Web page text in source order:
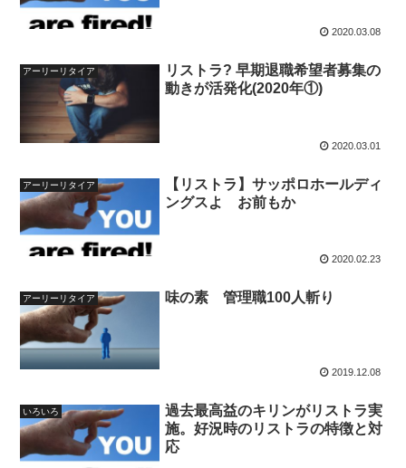
2020.03.08
アーリーリタイア
リストラ? 早期退職希望者募集の
動きが活発化(2020年①)
2020.03.01
アーリーリタイア
【リストラ】サッポロホールディ
ングスよ お前もか
2020.02.23
アーリーリタイア 味の素 管理職100人斬り
2019.12.08
いろいろ
過去最高益のキリンがリストラ実
施。好況時のリストラの特徴と対
応